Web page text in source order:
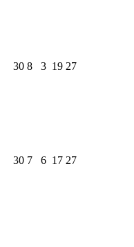
30 8 3 19 27
30 7 6 17 27